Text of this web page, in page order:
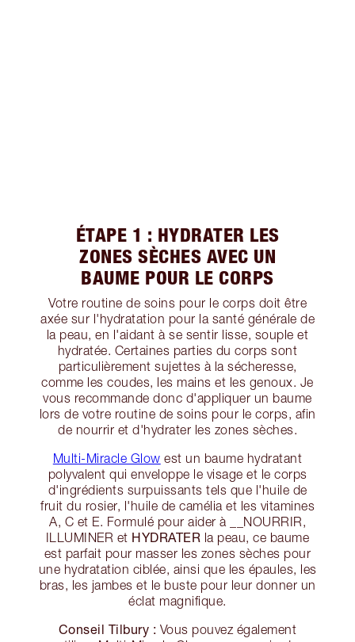
ÉTAPE 1 : HYDRATER LES
ZONES SÈCHES AVEC UN
BAUME POUR LE CORPS
Votre routine de soins pour le corps doit être
axée sur l'hydratation pour la santé générale de
la peau, en l'aidant à se sentir lisse, souple et
hydratée. Certaines parties du corps sont
particulièrement sujettes à la sécheresse,
comme les coudes, les mains et les genoux. Je
vous recommande donc d'appliquer un baume
lors de votre routine de soins pour le corps, afin
de nourrir et d'hydrater les zones sèches.
Multi-Miracle Glow est un baume hydratant
polyvalent qui enveloppe le visage et le corps
d'ingrédients surpuissants tels que l'huile de
fruit du rosier, l'huile de camélia et les vitamines
A, C et E. Formulé pour aider à __NOURRIR,
ILLUMINER et HYDRATER la peau, ce baume
est parfait pour masser les zones sèches pour
une hydratation ciblée, ainsi que les épaules, les
bras, les jambes et le buste pour leur donner un
éclat magnifique.
Conseil Tilbury : Vous pouvez également